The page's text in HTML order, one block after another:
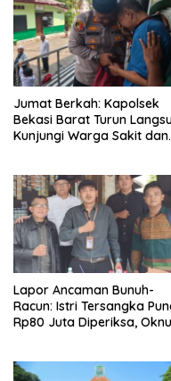
Jumat Berkah: Kapolsek
Bekasi Barat Turun
Kunjungi Warga Sakit dan
Lapor Ancaman Bunuh-
Racun: Istri Tersangka
Rp80 Juta Diperiksa,